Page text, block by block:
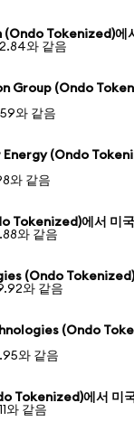
Tokenized)에
와 같음
Group (Ondo
와 같음
(Ondo
와 같음
Tokenized)에서 미국
와 같음
(Ondo Tokenized)
와 같음
(Ondo
와 같음
Tokenized)에서 미
와 같음